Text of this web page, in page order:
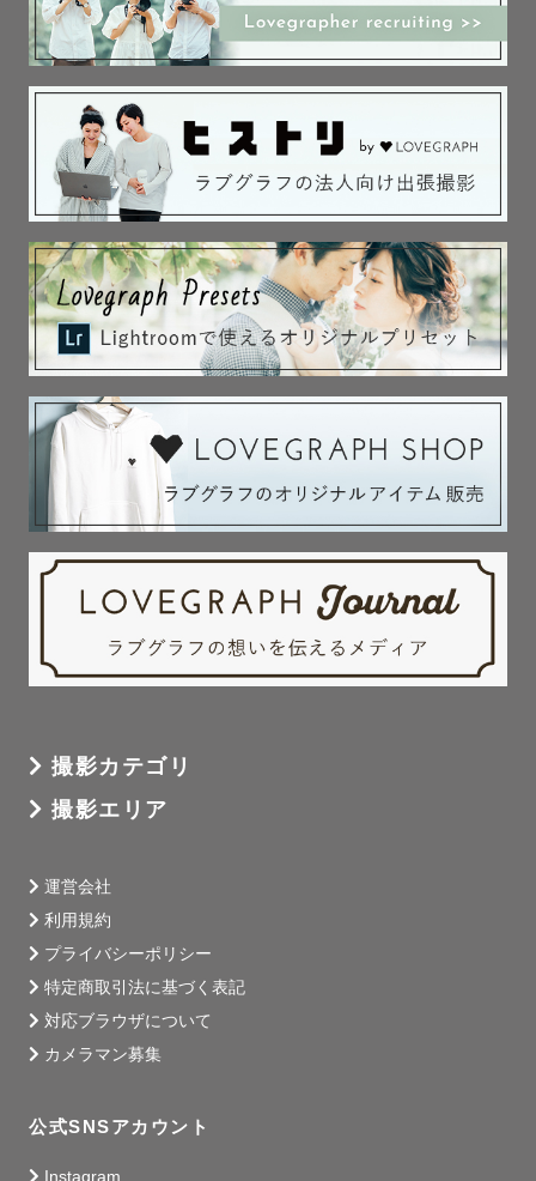
撮影カテゴリ
撮影エリア
運営会社
利用規約
プライバシーポリシー
特定商取引法に基づく表記
対応ブラウザについて
カメラマン募集
公式SNSアカウント
Instagram